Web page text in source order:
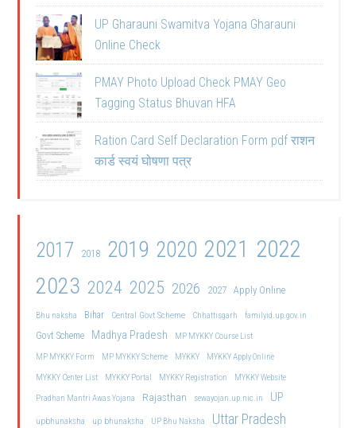
UP Gharauni Swamitva Yojana Gharauni
Online Check
PMAY Photo Upload Check PMAY Geo
Tagging Status Bhuvan HFA
Ration Card Self Declaration Form pdf राशन
कार्ड स्वयं घोषणा पत्र
2017 2018 2019 2020 2021 2022
2023 2024 2025 2026 2027 Apply Online
Bhu naksha Bihar Central Govt Scheme Chhattisgarh familyid.up.gov.in
Govt Scheme Madhya Pradesh
MP MYKKY Course List
MP MYKKY Form
MP MYKKY Scheme MYKKY
MYKKY Apply Online
MYKKY Center List
MYKKY Portal MYKKY Registration
MYKKY Website
Pradhan Mantri Awas Yojana
Rajasthan sewayojan.up.nic.in UP
upbhunaksha up bhunaksha UP Bhu Naksha Uttar Pradesh